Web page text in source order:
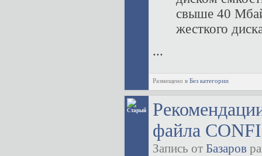
свыше 40
жесткого
...
Размещено в Без категории
файла
Запись от Базаров